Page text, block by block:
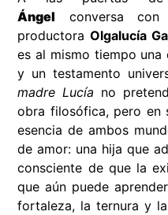
Ángel conversa
productoraOlgalucía
es al mismo tiempo una
y un testamento
madre Lucía no
obra filosófica, pero en
esencia de ambos
de amor: una hija que
consciente de que la
que aún puede
fortaleza, la ternura y